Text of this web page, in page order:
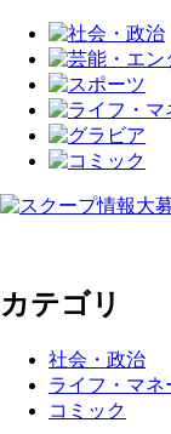
カテゴリ
社会・政治
ライフ・マネ
コミック